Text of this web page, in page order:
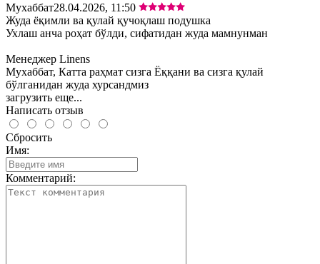
Мухаббат28.04.2026, 11:50
Жуда ёқимли ва қулай қучоқлаш подушка
Ухлаш анча роҳат бўлди, сифатидан жуда мамнунман
Менеджер Linens
Мухаббат, Катта раҳмат сизга Ёққани ва сизга қулай
бўлганидан жуда хурсандмиз
загрузить еще...
Написать отзыв
Сбросить
Имя:
Комментарий: